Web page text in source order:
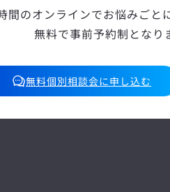
間のオンラインでお悩みごと
無料で事前予約制となり
無料個別相談会に申し込む